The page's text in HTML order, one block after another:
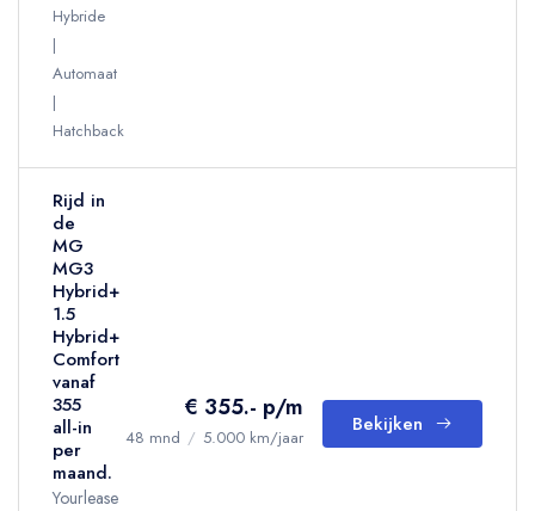
Hybride
Automaat
Hatchback
Rijd in
de
MG
MG3
Hybrid+
1.5
Hybrid+
Comfort
vanaf
355
all-in
per
maand.
Yourlease
€ 355.- p/m
48 mnd / 5.000 km/jaar
Bekijken